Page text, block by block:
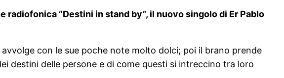
“Destini in stand by”, il nuovo singolo di Er Pablo
con le sue poche note molto dolci; poi il brano prende
destini delle persone e di come questi si intreccino tra loro